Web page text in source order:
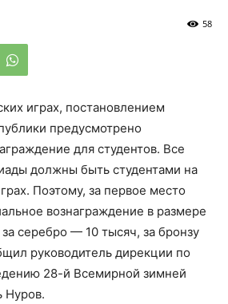
58
играх, постановлением
предусмотрено
для студентов. Все
должны быть студентами на
Поэтому, за первое место
вознаграждение в размере
серебро — 10 тысяч, за бронзу
руководитель дирекции по
28-й Всемирной зимней
Нуров.